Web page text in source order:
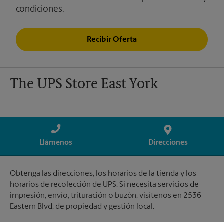
condiciones.
Recibir Oferta
The UPS Store East York
Llámenos Direcciones
Obtenga las direcciones, los horarios de la tienda y los
horarios de recolección de UPS. Si necesita servicios de
impresión, envío, trituración o buzón, visítenos en 2536
Eastern Blvd, de propiedad y gestión local.